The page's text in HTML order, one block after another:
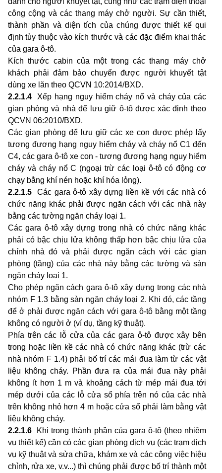
công cộng và các thang máy chở người. Sự cần thiết,
thành phần và diện tích của chúng được thiết kế qui
định tùy thuộc vào kích thước và các đặc điểm khai thác
của gara ô-tô.
Kích thước cabin của một trong các thang máy chở
khách phải đảm bảo chuyển được người khuyết tật
dùng xe lăn theo QCVN 10:2014/BXD.
2.2.1.4 Xếp hạng nguy hiểm cháy nổ và cháy của các
gian phòng và nhà để lưu giữ ô-tô được xác định theo
QCVN 06:2010/BXD.
Các gian phòng để lưu giữ các xe con được phép lấy
tương đương hạng nguy hiểm cháy và cháy nổ C1 đến
C4, các gara ô-tô xe con - tương đương hạng nguy hiểm
cháy và cháy nổ C (ngoại trừ các loại ô-tô có động cơ
chạy bằng khí nén hoặc khí hóa lỏng).
2.2.1.5 Các gara ô-tô xây dựng liền kề với các nhà có
chức năng khác phải được ngăn cách với các nhà này
bằng các tường ngăn cháy loại 1.
Các gara ô-tô xây dựng trong nhà có chức năng khác
phải có bậc chịu lửa không thấp hơn bậc chịu lửa của
chính nhà đó và phải được ngăn cách với các gian
phòng (tầng) của các nhà này bằng các tường và sàn
ngăn cháy loại 1.
Cho phép ngăn cách gara ô-tô xây dựng trong các nhà
nhóm F 1.3 bằng sàn ngăn cháy loại 2. Khi đó, các tầng
để ở phải được ngăn cách với gara ô-tô bằng một tầng
không có người ở (ví dụ, tầng kỹ thuật).
Phía trên các lỗ cửa của các gara ô-tô được xây bên
trong hoặc liền kề các nhà có chức năng khác (trừ các
nhà nhóm F 1.4) phải bố trí các mái đua làm từ các vật
liệu không cháy. Phần đưa ra của mái đua này phải
không ít hơn 1 m và khoảng cách từ mép mái đua tới
mép dưới của các lỗ cửa sổ phía trên nó của các nhà
trên không nhỏ hơn 4 m hoặc cửa sổ phải làm bằng vật
liệu không cháy.
2.2.1.6 Khi trong thành phần của gara ô-tô (theo nhiệm
vụ thiết kế) cần có các gian phòng dịch vụ (các trạm dịch
vụ kỹ thuật và sửa chữa, khám xe và các công việc hiệu
chỉnh, rửa xe, v.v...) thì chúng phải được bố trí thành một